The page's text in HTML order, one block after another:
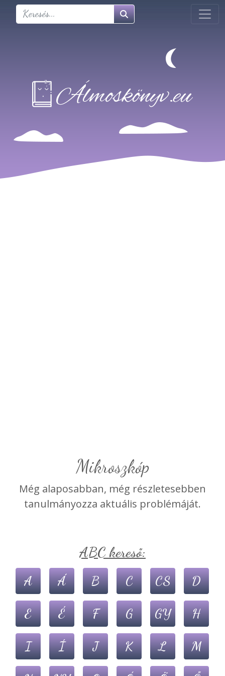
Mikroszkóp
Még alaposabban, még részletesebben
tanulmányozza aktuális problémáját.
ABC kereső:
A Á B C CS D
E É F G GY H
I Í J K L M